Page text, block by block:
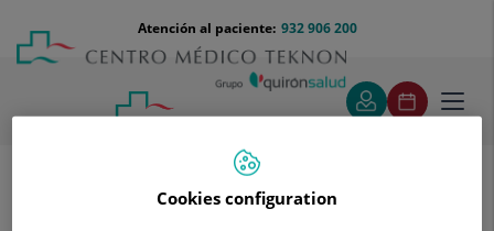
contenido
Menú
teléfono
cabecera
932 906 200
Atención al paciente:
Cookies configuration